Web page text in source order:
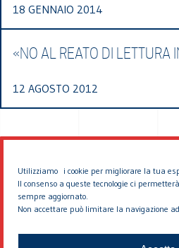
Utilizziamo i cookie per migliorare la tua
Il consenso a queste tecnologie ci
sempre aggiornato.
Non accettare può limitare la navigazione
18 GENNAIO 2014
«NO AL REATO DI LETTURA
12 AGOSTO 2012
© 2026